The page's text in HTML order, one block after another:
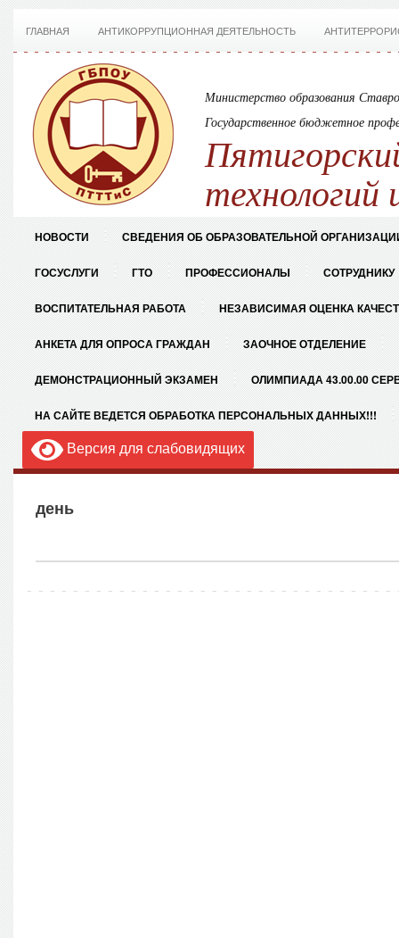
ГЛАВНАЯ АНТИКОРРУПЦИОННАЯ ДЕЯТЕЛЬНОСТЬ
Министерство образования
Государственное бюджетное
технологий
НОВОСТИ СВЕДЕНИЯ ОБ ОБРАЗОВАТЕЛЬНОЙ
ГОСУСЛУГИ ГТО ПРОФЕССИОНАЛЫ СОТРУДНИКУ
ВОСПИТАТЕЛЬНАЯ РАБОТА НЕЗАВИСИМАЯ ОЦЕНКА
АНКЕТА ДЛЯ ОПРОСА ГРАЖДАН ЗАОЧНОЕ ОТДЕЛЕНИЕ
ДЕМОНСТРАЦИОННЫЙ ЭКЗАМЕН ОЛИМПИАДА 43.00.00
НА САЙТЕ ВЕДЕТСЯ ОБРАБОТКА ПЕРСОНАЛЬНЫХ ДАННЫХ!!!
Версия для слабовидящих
день